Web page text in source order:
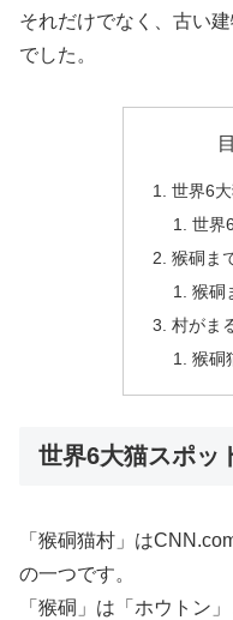
それだけでなく、古い
でした。
世界6大
世界
猴硐ま
猴硐
村がま
猴硐
世界6大猫スポッ
「猴硐猫村」は
の一つです。
「猴硐」は「ホウトン